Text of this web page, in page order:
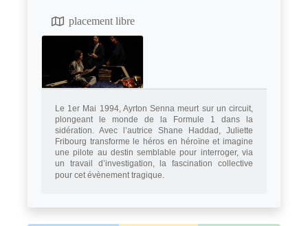
placement libre
Le 1er Mai 1994, Ayrton Senna meurt sur un circuit,
plongeant le monde de la Formule 1 dans la
sidération. Avec l’autrice Shane Haddad, Juliette
Fribourg transforme le héros en héroïne et imagine
une pilote au destin semblable pour interroger, via
un travail d’investigation, la fascination collective
pour cet évènement tragique.